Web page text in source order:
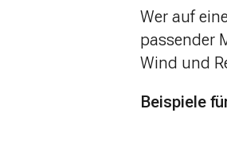
Wer auf
passender
Wind und
Beispiele